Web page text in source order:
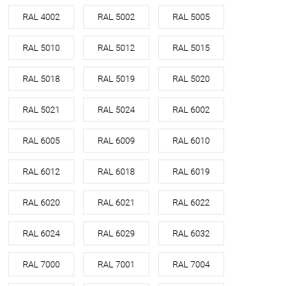
RAL 4002 RAL 5002 RAL 5005
RAL 5010 RAL 5012 RAL 5015
RAL 5018 RAL 5019 RAL 5020
RAL 5021 RAL 5024 RAL 6002
RAL 6005 RAL 6009 RAL 6010
RAL 6012 RAL 6018 RAL 6019
RAL 6020 RAL 6021 RAL 6022
RAL 6024 RAL 6029 RAL 6032
RAL 7000 RAL 7001 RAL 7004